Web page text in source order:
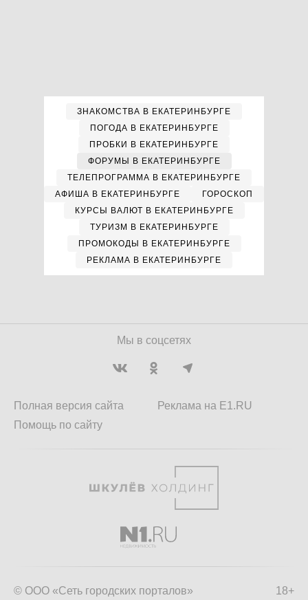
ЗНАКОМСТВА В ЕКАТЕРИНБУРГЕ
ПОГОДА В ЕКАТЕРИНБУРГЕ
ПРОБКИ В ЕКАТЕРИНБУРГЕ
ФОРУМЫ В ЕКАТЕРИНБУРГЕ
ТЕЛЕПРОГРАММА В ЕКАТЕРИНБУРГЕ
АФИША В ЕКАТЕРИНБУРГЕ
ГОРОСКОП
КУРСЫ ВАЛЮТ В ЕКАТЕРИНБУРГЕ
ТУРИЗМ В ЕКАТЕРИНБУРГЕ
ПРОМОКОДЫ В ЕКАТЕРИНБУРГЕ
РЕКЛАМА В ЕКАТЕРИНБУРГЕ
Мы в соцсетях
Полная версия сайта
Помощь по сайту
Реклама на E1.RU
18+
© ООО «Сеть городских порталов»